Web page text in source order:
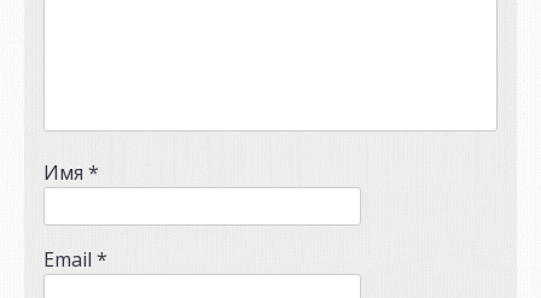
Имя *
Email *